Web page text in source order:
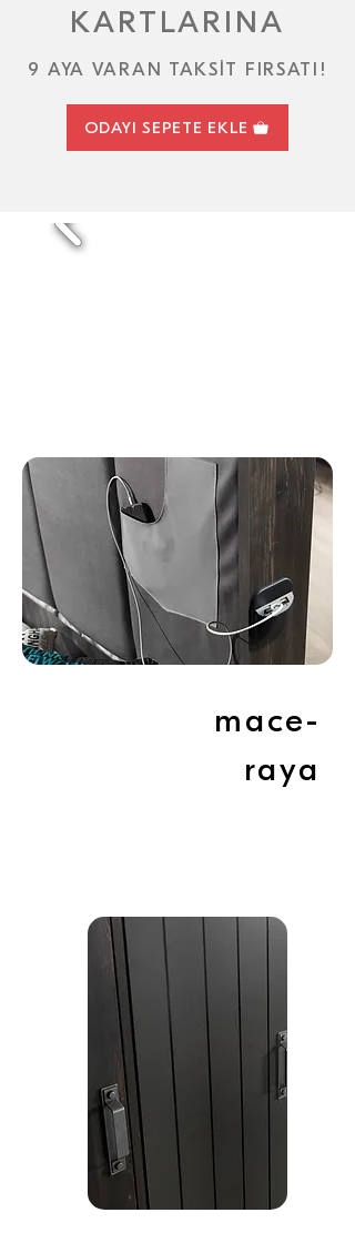
KARTLARINA
9 AYA VARAN TAKSİT FIRSATI!
ODAYI SEPETE EKLE
mace-
raya